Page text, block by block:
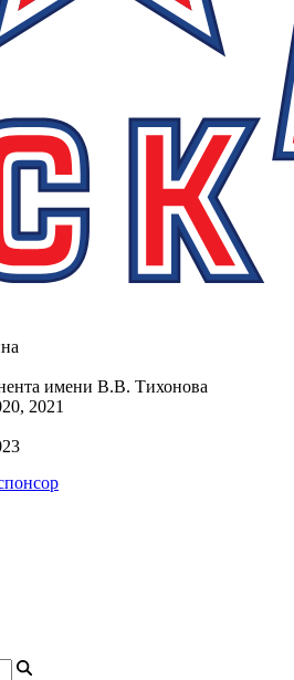
имени В.В. Тихонова
2021